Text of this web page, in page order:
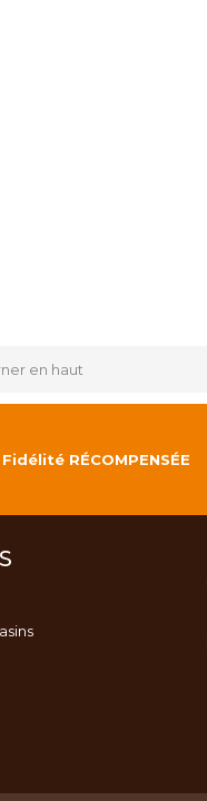
en haut
Fidélité RÉCOMPENSÉE